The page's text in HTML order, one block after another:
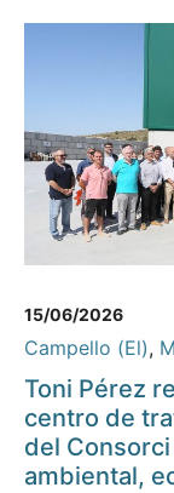
15/06/2026
Campello (El),
Toni Pérez
centro de
del
ambiental,